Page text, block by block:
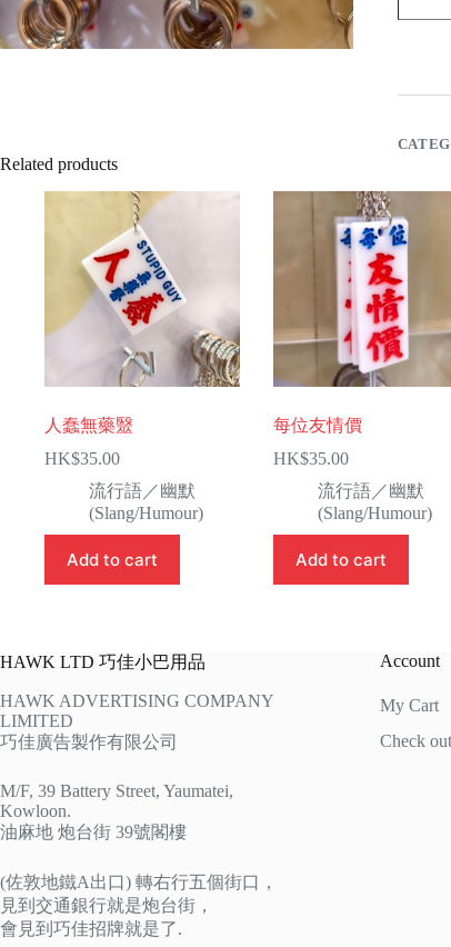
Related products
人蠢無藥毉
HK$35.00
流行語／幽默
(Slang/Humour)
Add to cart
每位友情價
HK$35.00
流行語／幽默
(Slang/Humour)
Add to cart
HAWK LTD 巧佳小巴用品
HAWK ADVERTISING COMPANY
LIMITED
巧佳廣告製作有限公司
M/F, 39 Battery Street, Yaumatei,
Kowloon.
油麻地 炮台街 39號閣樓
(佐敦地鐵A出口) 轉右行五個街口，
見到交通銀行就是炮台街，
會見到巧佳招牌就是了.
Account
My Cart
Check out